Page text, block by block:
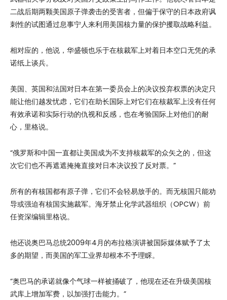
二战后期两颗美国原子弹袭击的受害者，但偏于保守的日本政府讽
刺性的试图通过息事宁人来利用美国核力量的保护攫取战略利益。
相对应的，他说，华盛顿也乐于在核裁军上对着日本空口无凭的承
诺纸上谈兵。
美国、英国和法国对日本在第一委员会上的决议投弃权票的决定只
能让他们越发忧虑，它们在助长国际上对它们在核裁军上没有任何
有效承诺和实际行动的仇视和反感，也在考验国际上对他们的耐
心，里格说。
“俄罗斯和中国一直都让美国成为不支持核裁军的众矢之的，但这
次它们也不再遮遮掩掩直接对日本决议投了反对票。”
所有的有核国都有原子弹，它们不会轻易放手的。而无核国只能劝
导或强迫有核国实施裁军。海牙禁止化学武器组织（OPCW）前
任资深编辑里格说。
他还说奥巴马总统2009年4月的布拉格演讲被国际媒体赋予了太
多的期望，而美国的军工业界却根本不予理睬。
“奥巴马的承诺就像个气球一样被捅破了，他现在还在升级美国核
武库上增加军费，以加强打击能力。”